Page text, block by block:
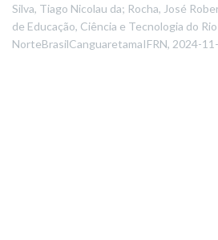
Silva, Tiago Nicolau da; Rocha, José
de Educação, Ciência e Tecnologia do
NorteBrasilCanguaretamaIFRN, 2024-